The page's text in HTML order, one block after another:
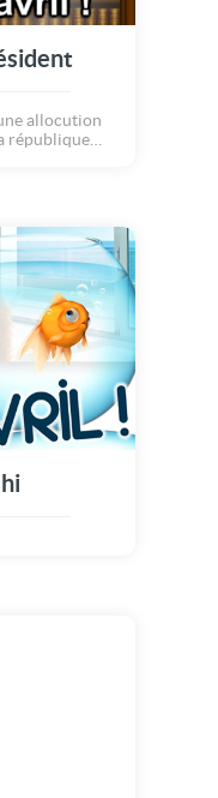
allocution
république
Mais
qui avait
Hollande! Quel
d'avril!